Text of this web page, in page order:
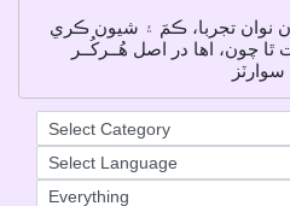
نوان تجربا، ڪمَ ۽ شيون ڪري
چون، اها در اصل هُــرکُــر